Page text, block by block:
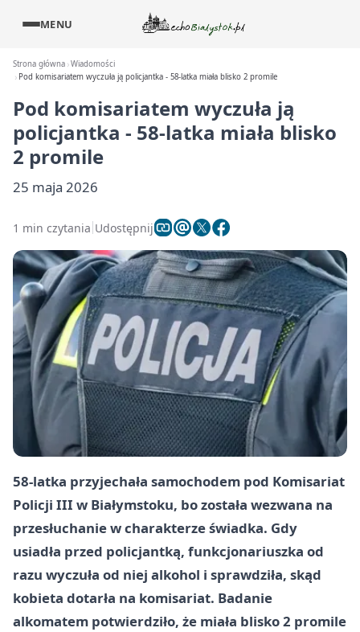
MENU
Strona główna Wiadomości
Pod komisariatem wyczuła ją policjantka - 58-latka miała blisko 2 promile
Pod komisariatem wyczuła ją
policjantka - 58-latka miała blisko
2 promile
25 maja 2026
1 min czytania Udostępnij
58-latka przyjechała samochodem pod Komisariat
Policji III w Białymstoku, bo została wezwana na
przesłuchanie w charakterze świadka. Gdy
usiadła przed policjantką, funkcjonariuszka od
razu wyczuła od niej alkohol i sprawdziła, skąd
kobieta dotarła na komisariat. Badanie
alkomatem potwierdziło, że miała blisko 2 promile